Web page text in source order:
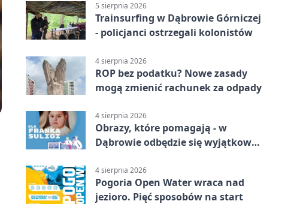
5 sierpnia 2026
Trainsurfing w Dąbrowie Górniczej
- policjanci ostrzegali kolonistów
4 sierpnia 2026
ROP bez podatku? Nowe zasady
mogą zmienić rachunek za odpady
4 sierpnia 2026
Obrazy, które pomagają - w
Dąbrowie odbędzie się wyjątkowa
4 sierpnia 2026
Pogoria Open Water wraca nad
jezioro. Pięć sposobów na start